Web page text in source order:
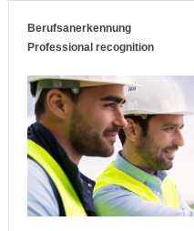
Berufsanerkennung
Professional recognition